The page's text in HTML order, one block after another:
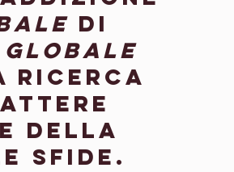
di
globale
ricerca
della
sfide.